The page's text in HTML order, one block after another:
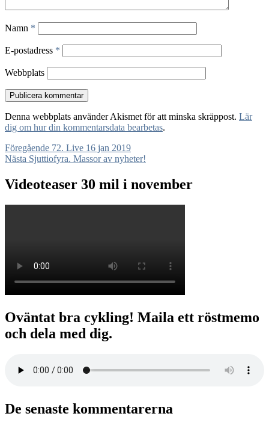
Namn *
E-postadress *
Webbplats
Denna webbplats använder Akismet för att minska skräppost. Lär
dig om hur din kommentarsdata bearbetas.
Inläggsnavigering
Föregående Föregående
inlägg:
72. Live 16 jan 2019
Nästa Nästa
Sjuttiofyra. Massor av nyheter!
Videoteaser 30 mil i november
Oväntat bra cykling! Maila ett röstmemo
och dela med dig.
De senaste kommentarerna